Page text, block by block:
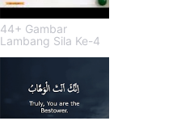
44+ Gambar
Lambang Sila Ke-4